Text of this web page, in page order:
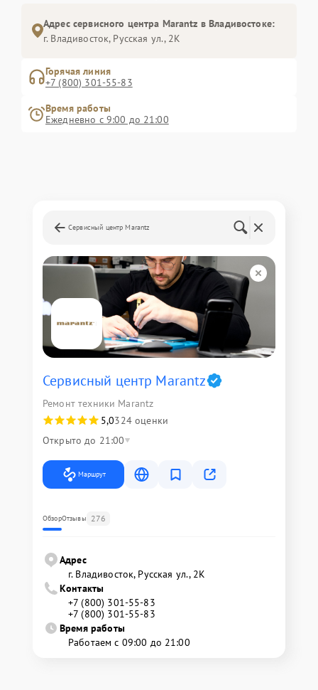
Адрес сервисного центра Marantz в Владивостоке:
г. Владивосток, Русская ул., 2К
Горячая линия
+7 (800) 301-55-83
Время работы
Ежедневно с 9:00 до 21:00
Сервисный центр Marantz
Сервисный центр Marantz
Ремонт техники Marantz
5,0324 оценки
Открыто до 21:00
Маршрут
ОбзорОтзывы 276
Адрес
г. Владивосток, Русская ул., 2К
Контакты
+7 (800) 301-55-83
+7 (800) 301-55-83
Время работы
Работаем с 09:00 до 21:00